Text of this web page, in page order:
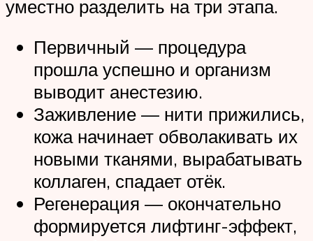
уместно разделить на три этапа.
Первичный — процедура
прошла успешно и организм
выводит анестезию.
Заживление — нити прижились,
кожа начинает обволакивать их
новыми тканями, вырабатывать
коллаген, спадает отёк.
Регенерация — окончательно
формируется лифтинг-эффект,